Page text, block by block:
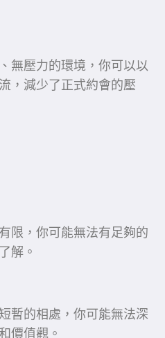
無壓力的環境，你可以以
，減少了正式約會的壓
限，你可能無法有足夠的
解。
暫的相處，你可能無法深
價值觀。